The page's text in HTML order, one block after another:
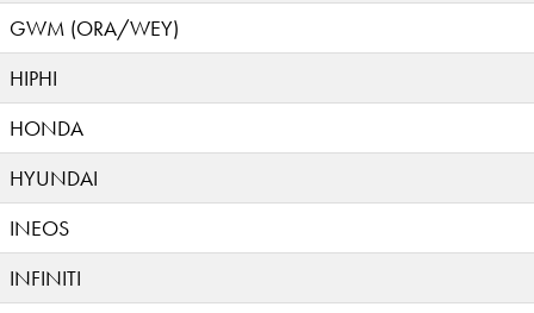
GWM (ORA/WEY)
HIPHI
HONDA
HYUNDAI
INEOS
INFINITI